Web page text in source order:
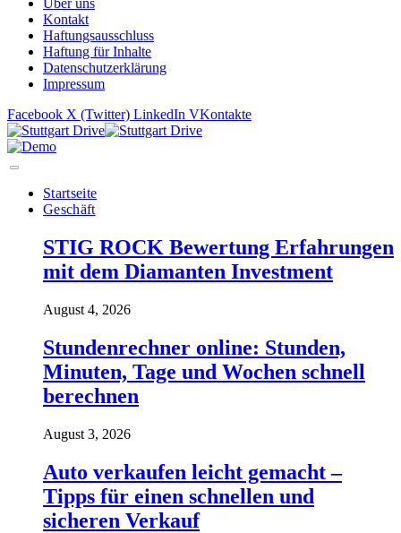
Über uns
Kontakt
Haftungsausschluss
Haftung für Inhalte
Datenschutzerklärung
Impressum
Facebook X (Twitter) LinkedIn VKontakte
Startseite
Geschäft
STIG ROCK Bewertung Erfahrungen
mit dem Diamanten Investment
August 4, 2026
Stundenrechner online: Stunden,
Minuten, Tage und Wochen schnell
berechnen
August 3, 2026
Auto verkaufen leicht gemacht –
Tipps für einen schnellen und
sicheren Verkauf